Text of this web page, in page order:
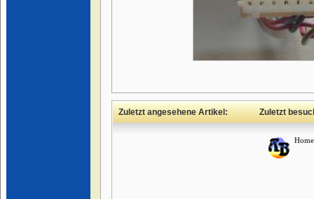
Zuletzt angesehene Artikel: Zuletzt
Home